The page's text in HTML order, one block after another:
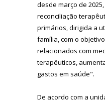
desde março de
reconciliação
primários, dirigida a
família, com o
relacionados com
terapêuticos,
gastos em saúde".
De acordo com a